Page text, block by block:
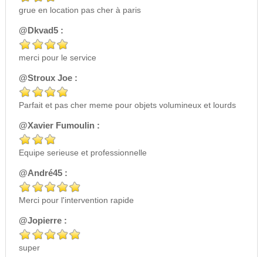
grue en location pas cher à paris
@Dkvad5 :
merci pour le service
@Stroux Joe :
Parfait et pas cher meme pour objets volumineux et lourds
@Xavier Fumoulin :
Equipe serieuse et professionnelle
@André45 :
Merci pour l'intervention rapide
@Jopierre :
super